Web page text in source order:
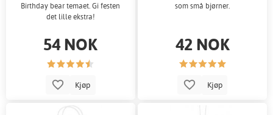
Birthday bear temaet. Gi festen
det lille ekstra!
54 NOK
Kjøp
som små bjørner.
42 NOK
Kjøp